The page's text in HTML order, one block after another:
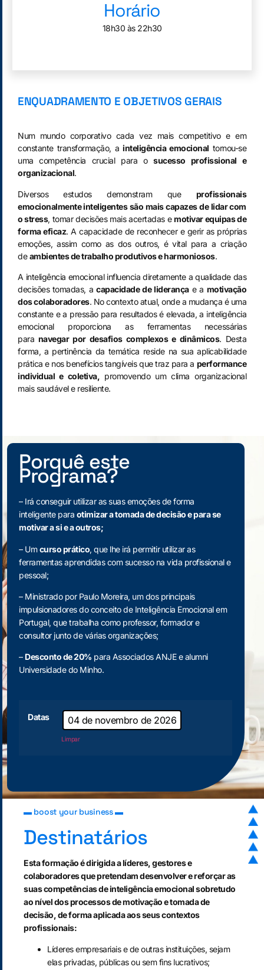
Horário
18h30 às 22h30
ENQUADRAMENTO E OBJETIVOS GERAIS
Num mundo corporativo cada vez mais competitivo e em
constante transformação, a inteligência emocional tornou-se
uma competência crucial para osucesso profissional e
organizacional.
Diversos estudos demonstram que profissionais
emocionalmente inteligentes são mais capazes de lidar com
o stress, tomar decisões mais acertadas emotivar equipas de
forma eficaz. A capacidade de reconhecer e gerir as próprias
emoções, assim como as dos outros, é vital para a criação
deambientes de trabalho produtivos e harmoniosos.
A inteligência emocional influencia diretamente a qualidade das
decisões tomadas, acapacidade de liderançae a motivação
dos colaboradores. No contexto atual, onde a mudança é uma
constante e a pressão para resultados é elevada, a inteligência
emocional proporciona as ferramentas necessárias
para navegar por desafios complexos e dinâmicos. Desta
forma, a pertinência da temática reside na sua aplicabilidade
prática e nos benefícios tangíveis que traz para a performance
individual e coletiva, promovendo um clima organizacional
mais saudável e resiliente.
Porquê este
Programa?
– Irá conseguir utilizar as suas emoções de forma
inteligente para otimizar a tomada de decisão e para se
motivar a si e a outros;
– Umcurso prático, que lhe irá permitir utilizar as
ferramentas aprendidas com sucesso na vida profissional e
pessoal;
– Ministrado por Paulo Moreira, um dos principais
impulsionadores do conceito de Inteligência Emocional em
Portugal, que trabalha como professor, formador e
consultor junto de várias organizações;
– Desconto de 20% para Associados ANJE e alumni
Universidade do Minho.
Datas 04 de novembro de 2026
Limpar
▬ boost your business ▬
Destinatários
Esta formação é dirigida a líderes, gestores e
colaboradores que pretendam desenvolver e reforçar as
suas competências de inteligência emocional sobretudo
ao nível dos processos de motivação e tomada de
decisão, de forma aplicada aos seus contextos
profissionais:
Líderes empresariais e de outras instituições, sejam
elas privadas, públicas ou sem fins lucrativos;